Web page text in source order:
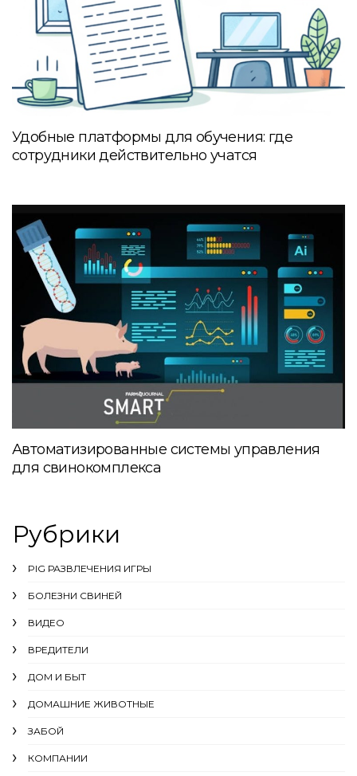
Удобные платформы для обучения: где
сотрудники действительно учатся
Автоматизированные системы управления
для свинокомплекса
Рубрики
PIG РАЗВЛЕЧЕНИЯ ИГРЫ
БОЛЕЗНИ СВИНЕЙ
ВИДЕО
ВРЕДИТЕЛИ
ДОМ И БЫТ
ДОМАШНИЕ ЖИВОТНЫЕ
ЗАБОЙ
КОМПАНИИ